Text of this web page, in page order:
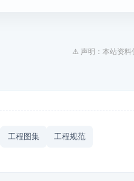
⚠️ 声明：本站资料
工程图集 工程规范